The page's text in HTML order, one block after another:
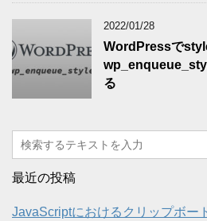
2022/01/28
WordPressで
る
最近の投稿
JavaScriptにおけるクリップボー